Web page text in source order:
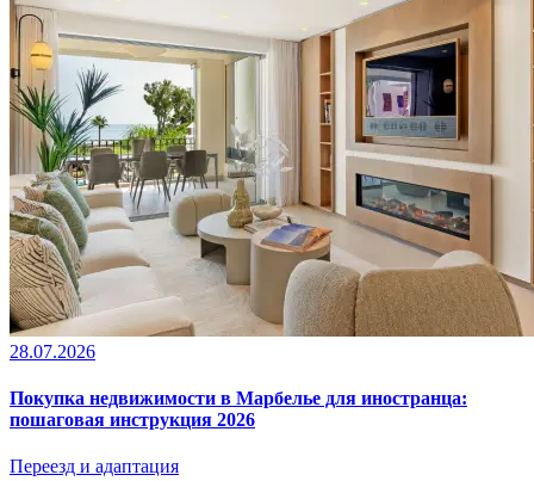
28.07.2026
Покупка недвижимости в Марбелье для иностранца:
пошаговая инструкция 2026
Переезд и адаптация